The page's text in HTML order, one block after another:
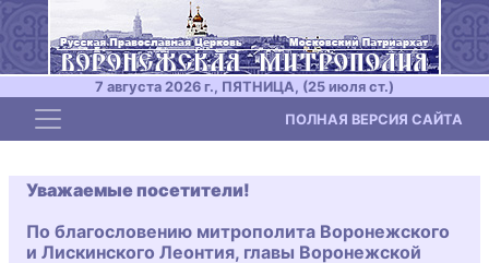
7 августа 2026 г., ПЯТНИЦА, (25 июля ст.)
Toggle navigation ПОЛНАЯ ВЕРСИЯ САЙТА
Уважаемые посетители!
По благословению митрополита Воронежского
и Лискинского Леонтия, главы Воронежской